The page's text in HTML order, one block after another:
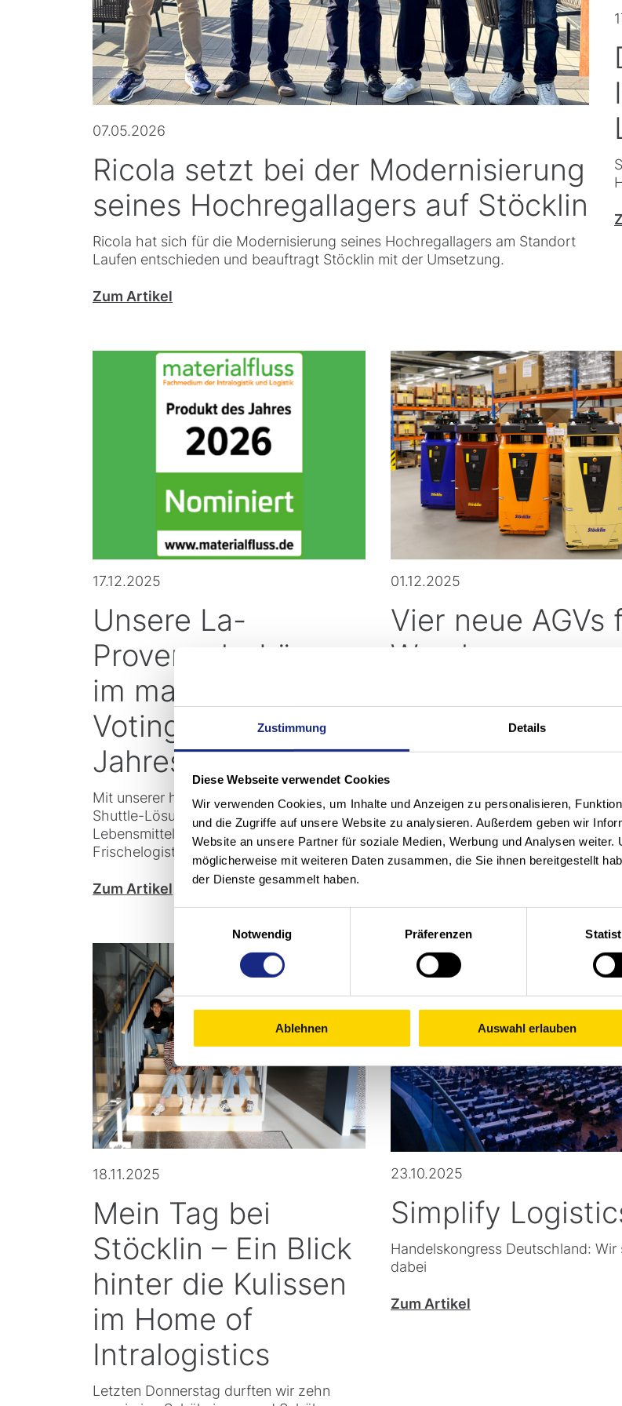
Zustimmung Details
Diese Webseite verwendet Cookies
Wir verwenden Cookies, um Inhalte und Anzeigen zu personalisieren,
und die Zugriffe auf unsere Website zu analysieren. Außerdem geben wir
Website an unsere Partner für soziale Medien, Werbung und Analysen
möglicherweise mit weiteren Daten zusammen, die Sie ihnen bereitgestellt
der Dienste gesammelt haben.
Notwendig
Präferenzen
Ablehnen Auswahl erlauben
07.05.2026
Ricola setzt bei der Modernisierung
seines Hochregallagers auf Stöcklin
Ricola hat sich für die Modernisierung seines Hochregallagers am Standort
Laufen entschieden und beauftragt Stöcklin mit der Umsetzung.
Zum Artikel
17.12.2025
Unsere La-
Provençale-Lösung
im materialfluss-
Voting „Projekt des
Jahres“
Mit unserer hochautomatisierten FSP-
Shuttle-Lösung hebt der grösste
Lebensmittelhändler Luxemburgs seine
Frischelogistik auf ein neues Niveau.
Zum Artikel
01.12.2025
Vier neue AGVs
Wander
18.11.2025
Mein Tag bei
Stöcklin – Ein Blick
hinter die Kulissen
im Home of
Intralogistics
Letzten Donnerstag durften wir zehn
23.10.2025
Simplify
Handelskongress Deutschland: Wir
dabei
Zum Artikel